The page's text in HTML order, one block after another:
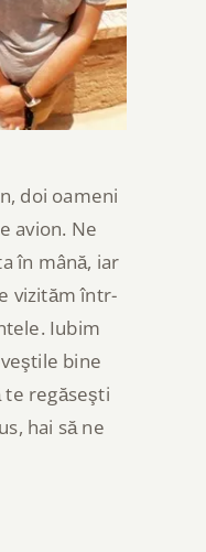
doi oameni
avion. Ne
în mână, iar
vizităm într-
Iubim
bine
te regăseşti
hai să ne